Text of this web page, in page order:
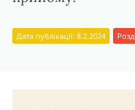
Дата публікації: 8.2.2024